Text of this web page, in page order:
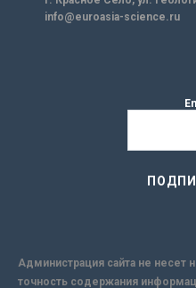
info@euroasia-science.ru
Администрация сайта не несет
точность содержания